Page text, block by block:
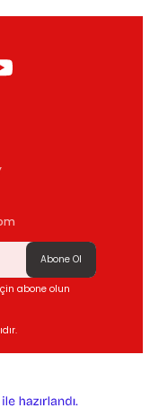
Abone Ol
abone olun
e-